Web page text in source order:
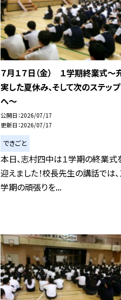
７月１７日（金） １学期終業式〜
実した夏休み、そして次のステップ
へ〜
公開日 2026/07/17
更新日 2026/07/17
できごと
本日、志村四中は１学期の終業式
迎えました！校長先生の講話では
学期の頑張りを...